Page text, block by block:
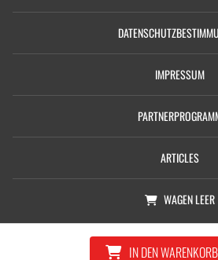
IN DEN
IMPRESSUM
ARTICLES
WAGENLEER
© Copyright 2026,